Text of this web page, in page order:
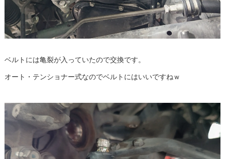
ベルトには亀裂が入っていたので交換です。
オート・テンショナー式なのでベルトにはいいですねｗ